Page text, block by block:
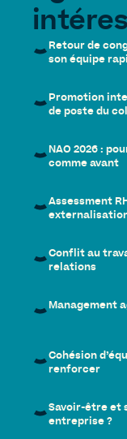
Retour de
son équipe
Promotion
de poste du
NAO 2026 :
comme avant
Assessment
Conflit au
relations
Management
Cohésion
renforcer
Savoir-être et
entreprise ?